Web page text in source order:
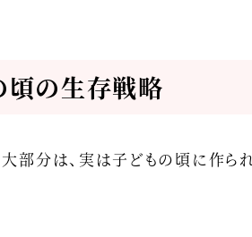
頃の生存戦略
部分は、実は子どもの頃に作られ